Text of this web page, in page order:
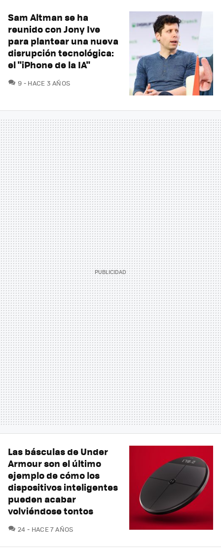
Sam Altman se ha
reunido con Jony Ive
para plantear una nueva
disrupción tecnológica:
el "iPhone de la IA"
9 COMENTARIOS
HACE 3 AÑOS
Las básculas de Under
Armour son el último
ejemplo de cómo los
dispositivos inteligentes
pueden acabar
volviéndose tontos
24 COMENTARIOS
HACE 7 AÑOS